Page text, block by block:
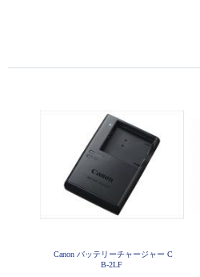
Canon バッテリーチャージャー C
B-2LF